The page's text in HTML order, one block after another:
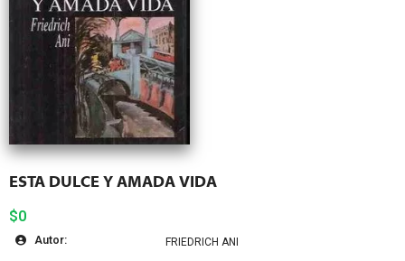
ESTA DULCE Y AMADA VIDA
$0
Autor: FRIEDRICH ANI